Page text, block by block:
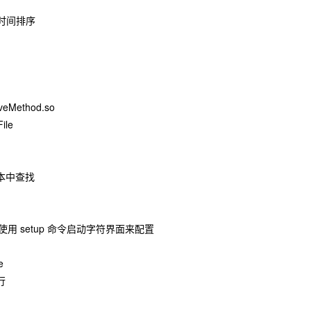
间排序
中查找
用 setup 命令启动字符界面来配置